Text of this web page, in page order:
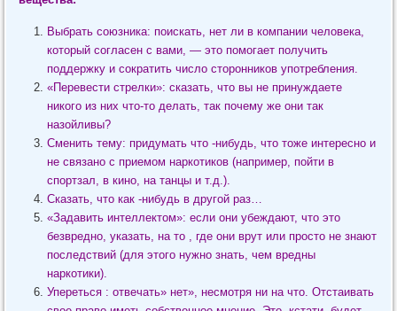
Выбрать союзника: поискать, нет ли в компании человека,
который согласен с вами, — это помогает получить
поддержку и сократить число сторонников употребления.
«Перевести стрелки»: сказать, что вы не принуждаете
никого из них что-то делать, так почему же они так
назойливы?
Сменить тему: придумать что -нибудь, что тоже интересно и
не связано с приемом наркотиков (например, пойти в
спортзал, в кино, на танцы и т.д.).
Сказать, что как -нибудь в другой раз…
«Задавить интеллектом»: если они убеждают, что это
безвредно, указать, на то , где они врут или просто не знают
последствий (для этого нужно знать, чем вредны
наркотики).
Упереться : отвечать» нет», несмотря ни на что. Отстаивать